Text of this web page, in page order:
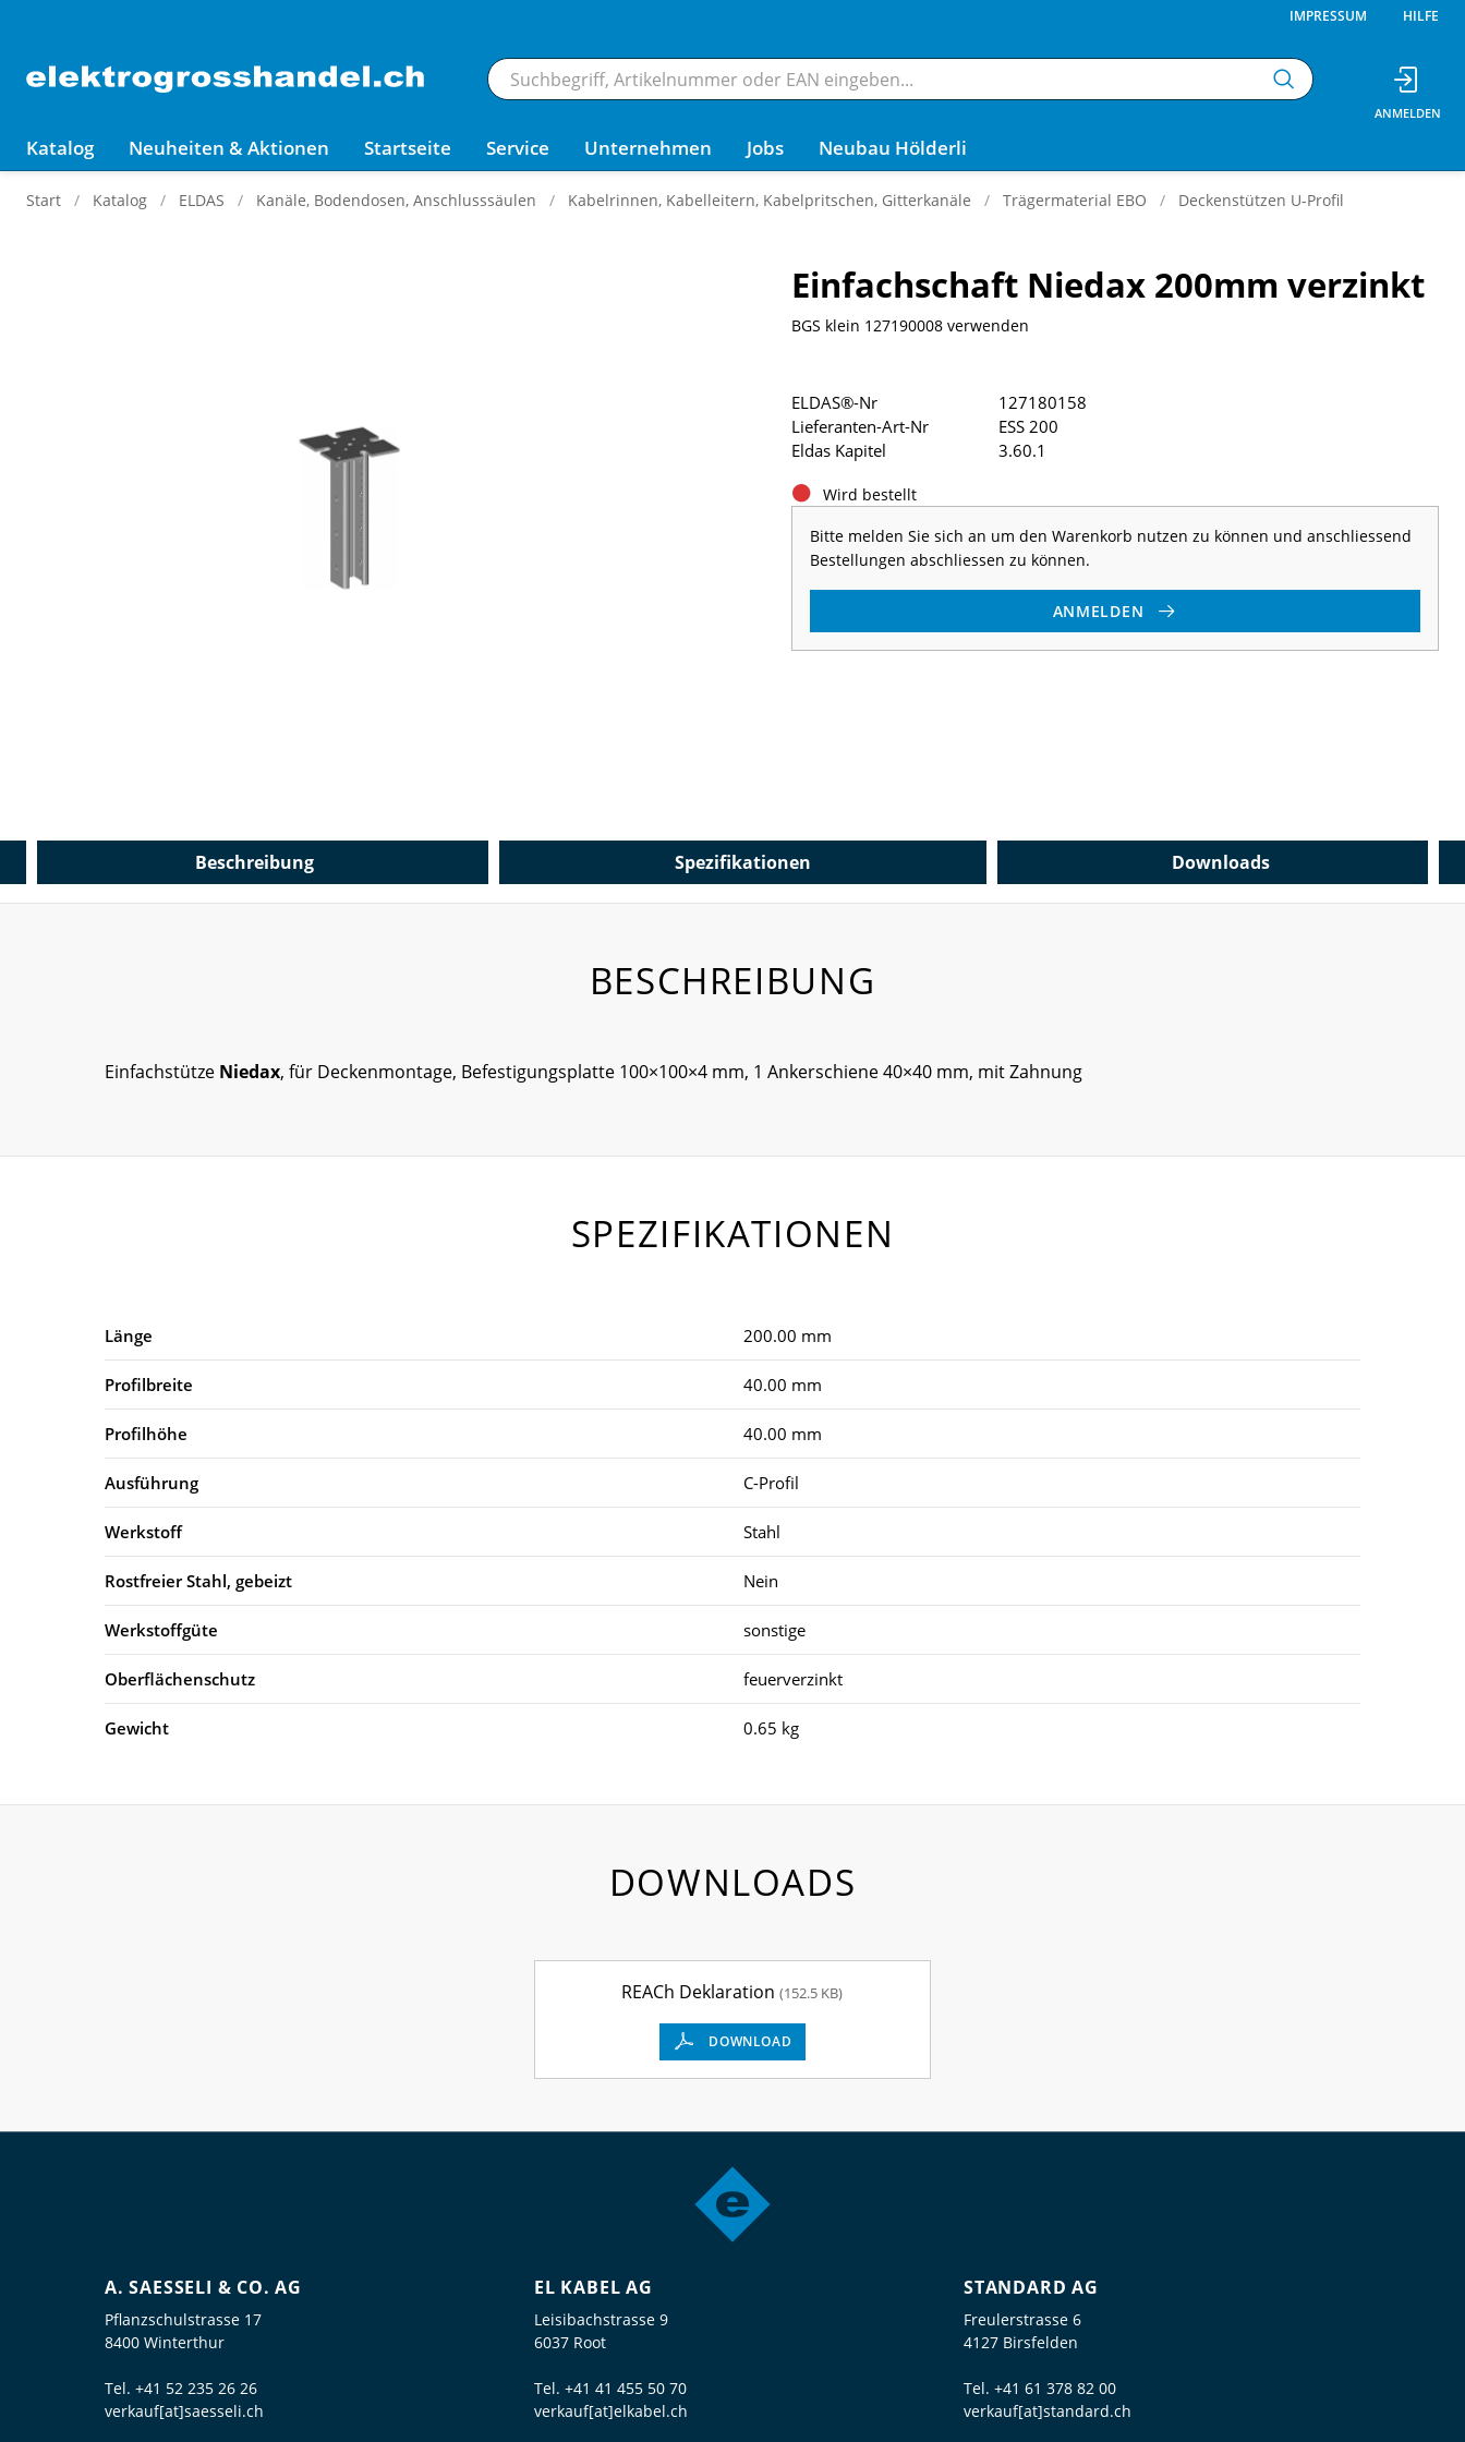
IMPRESSUM HILFE
Katalog Neuheiten & Aktionen Startseite Service Unternehmen Jobs Neubau Hölderli
Start Katalog ELDAS Kanäle, Bodendosen, Anschlusssäulen Kabelrinnen, Kabelleitern, Kabelpritschen, Gitterkanäle Trägermaterial EBO Deckenstützen U-Profil
Einfachschaft Niedax 200mm verzinkt
Wird bestellt
Bitte melden Sie sich an um den Warenkorb nutzen zu können und anschliessend
Bestellungen abschliessen zu können.
ANMELDEN
BGS klein 127190008 verwenden
ELDAS®-Nr
127180158
Lieferanten-Art-Nr
ESS 200
Eldas Kapitel
3.60.1
Beschreibung Spezifikationen Downloads
BESCHREIBUNG
Einfachstütze Niedax, für Deckenmontage, Befestigungsplatte 100×100×4 mm, 1 Ankerschiene 40×40 mm, mit Zahnung
SPEZIFIKATIONEN
Länge 200.00 mm
Profilbreite 40.00 mm
Profilhöhe 40.00 mm
Ausführung C-Profil
Werkstoff Stahl
Rostfreier Stahl, gebeizt Nein
Werkstoffgüte sonstige
Oberflächenschutz feuerverzinkt
Gewicht 0.65 kg
DOWNLOADS
REACh Deklaration(152.5 KB)
DOWNLOAD
A. SAESSELI & CO. AG
Pflanzschulstrasse 17
8400 Winterthur
Tel. +41 52 235 26 26
verkauf[at]saesseli.ch
EL KABEL AG
Leisibachstrasse 9
6037 Root
Tel. +41 41 455 50 70
verkauf[at]elkabel.ch
STANDARD AG
Freulerstrasse 6
4127 Birsfelden
Tel. +41 61 378 82 00
verkauf[at]standard.ch